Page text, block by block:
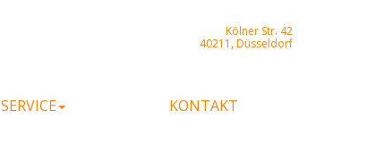
Kölner Str. 42
40211, Düsseldorf
SERVICE KONTAKT